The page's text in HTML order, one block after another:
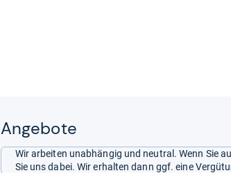
Angebote
Wir arbeiten unabhängig und neutral. Wenn Sie
Sie uns dabei. Wir erhalten dann ggf. eine